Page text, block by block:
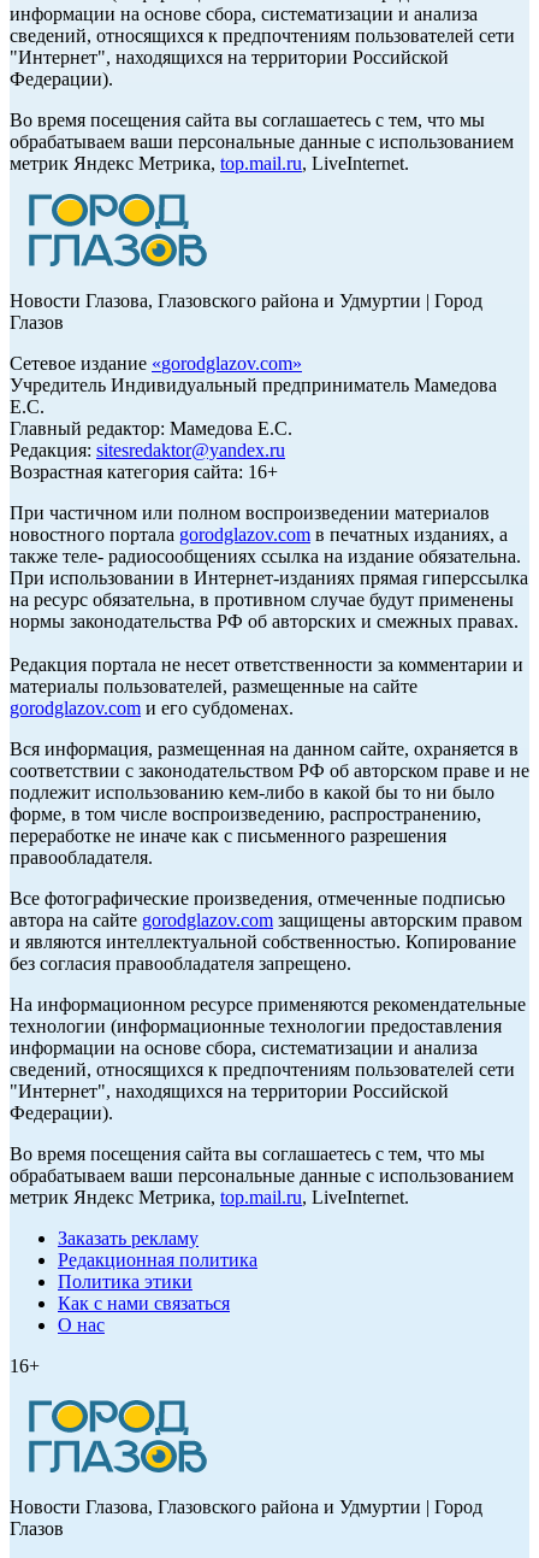
информации на основе сбора, систематизации и анализа
сведений, относящихся к предпочтениям пользователей сети
"Интернет", находящихся на территории Российской
Федерации).
Во время посещения сайта вы соглашаетесь с тем, что мы
обрабатываем ваши персональные данные с использованием
метрик Яндекс Метрика, top.mail.ru, LiveInternet.
Новости Глазова, Глазовского района и Удмуртии | Город
Глазов
Сетевое издание «gorodglazov.com»
Учредитель Индивидуальный предприниматель Мамедова
Е.С.
Главный редактор: Мамедова Е.С.
Редакция: sitesredaktor@yandex.ru
Возрастная категория сайта: 16+
При частичном или полном воспроизведении материалов
новостного портала gorodglazov.com в печатных изданиях, а
также теле- радиосообщениях ссылка на издание обязательна.
При использовании в Интернет-изданиях прямая гиперссылка
на ресурс обязательна, в противном случае будут применены
нормы законодательства РФ об авторских и смежных правах.
Редакция портала не несет ответственности за комментарии и
материалы пользователей, размещенные на сайте
gorodglazov.com и его субдоменах.
Вся информация, размещенная на данном сайте, охраняется в
соответствии с законодательством РФ об авторском праве и не
подлежит использованию кем-либо в какой бы то ни было
форме, в том числе воспроизведению, распространению,
переработке не иначе как с письменного разрешения
правообладателя.
Все фотографические произведения, отмеченные подписью
автора на сайте gorodglazov.com защищены авторским правом
и являются интеллектуальной собственностью. Копирование
без согласия правообладателя запрещено.
На информационном ресурсе применяются рекомендательные
технологии (информационные технологии предоставления
информации на основе сбора, систематизации и анализа
сведений, относящихся к предпочтениям пользователей сети
"Интернет", находящихся на территории Российской
Федерации).
Во время посещения сайта вы соглашаетесь с тем, что мы
обрабатываем ваши персональные данные с использованием
метрик Яндекс Метрика, top.mail.ru, LiveInternet.
Заказать рекламу
Редакционная политика
Политика этики
Как с нами связаться
О нас
16+
Новости Глазова, Глазовского района и Удмуртии | Город
Глазов